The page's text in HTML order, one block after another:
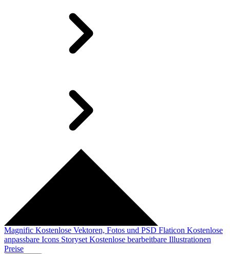
Magnific Kostenlose Vektoren, Fotos und PSD Flaticon Kostenlose
anpassbare Icons Storyset Kostenlose bearbeitbare Illustrationen
Preise